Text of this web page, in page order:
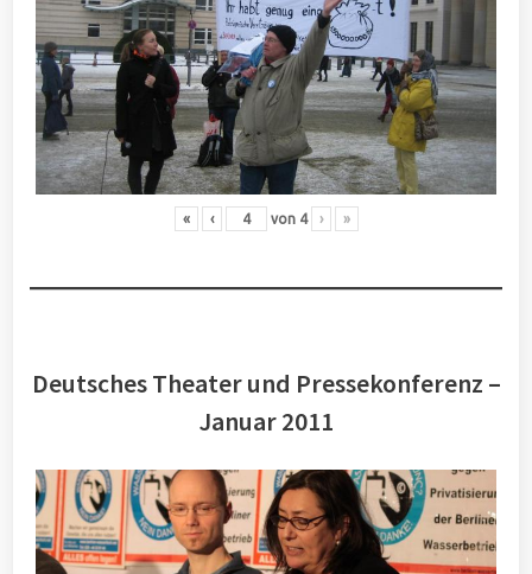
« ‹ von 4 › »
Deutsches Theater und Pressekonferenz –
Januar 2011